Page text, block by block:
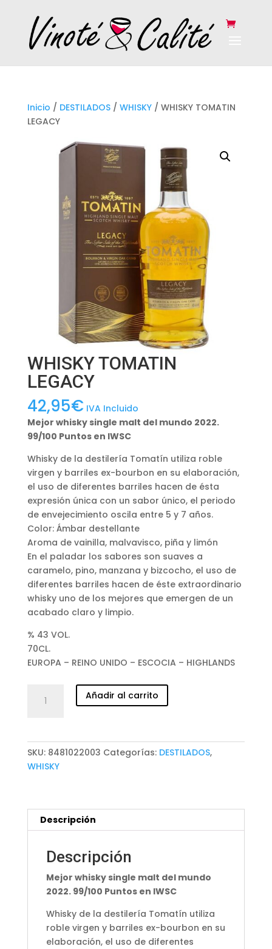
Inicio / DESTILADOS/ WHISKY/ WHISKY TOMATIN
LEGACY
WHISKY TOMATIN
LEGACY
42,95€ IVA Incluido
Mejor whisky single malt del mundo 2022.
99/100 Puntos en IWSC
Whisky de la destilería Tomatín utiliza roble
virgen y barriles ex-bourbon en su elaboración,
el uso de diferentes barriles hacen de ésta
expresión única con un sabor único, el periodo
de envejecimiento oscila entre 5 y 7 años.
Color: Ámbar destellante
Aroma de vainilla, malvavisco, piña y limón
En el paladar los sabores son suaves a
caramelo, pino, manzana y bizcocho, el uso de
diferentes barriles hacen de éste extraordinario
whisky uno de los mejores que emergen de un
acabado claro y limpio.
% 43 VOL.
70CL.
EUROPA – REINO UNIDO – ESCOCIA – HIGHLANDS
TOMATIN
Añadir al carrito
SKU: 8481022003 Categorías: DESTILADOS,
WHISKY
Descripción
Descripción
Mejor whisky single malt del mundo
2022. 99/100 Puntos en IWSC
Whisky de la destilería Tomatín utiliza
roble virgen y barriles ex-bourbon en su
elaboración, el uso de diferentes